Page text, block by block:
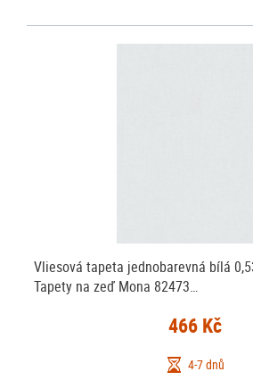
Vliesová tapeta jednobarevná bílá
Tapety na zeď Mona 82473…
466 Kč
4-7 dnů